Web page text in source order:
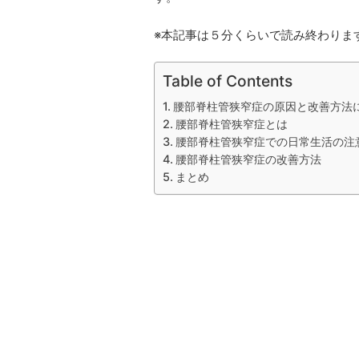
※本記事は５分くらいで読み終わりま
Table of Contents
腰部脊柱管狭窄症の原因と改善方法
腰部脊柱管狭窄症とは
腰部脊柱管狭窄症での日常生活の注
腰部脊柱管狭窄症の改善方法
まとめ